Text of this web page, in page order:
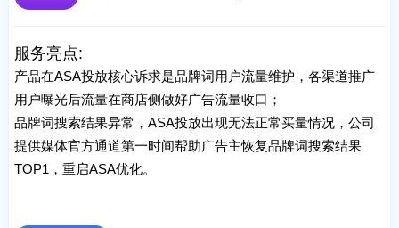
服务亮点:
产品在ASA投放核心诉求是品牌词用户流量维护，各渠道推广
用户曝光后流量在商店侧做好广告流量收口；
品牌词搜索结果异常，ASA投放出现无法正常买量情况，公司
提供媒体官方通道第一时间帮助广告主恢复品牌词搜索结果
TOP1，重启ASA优化。